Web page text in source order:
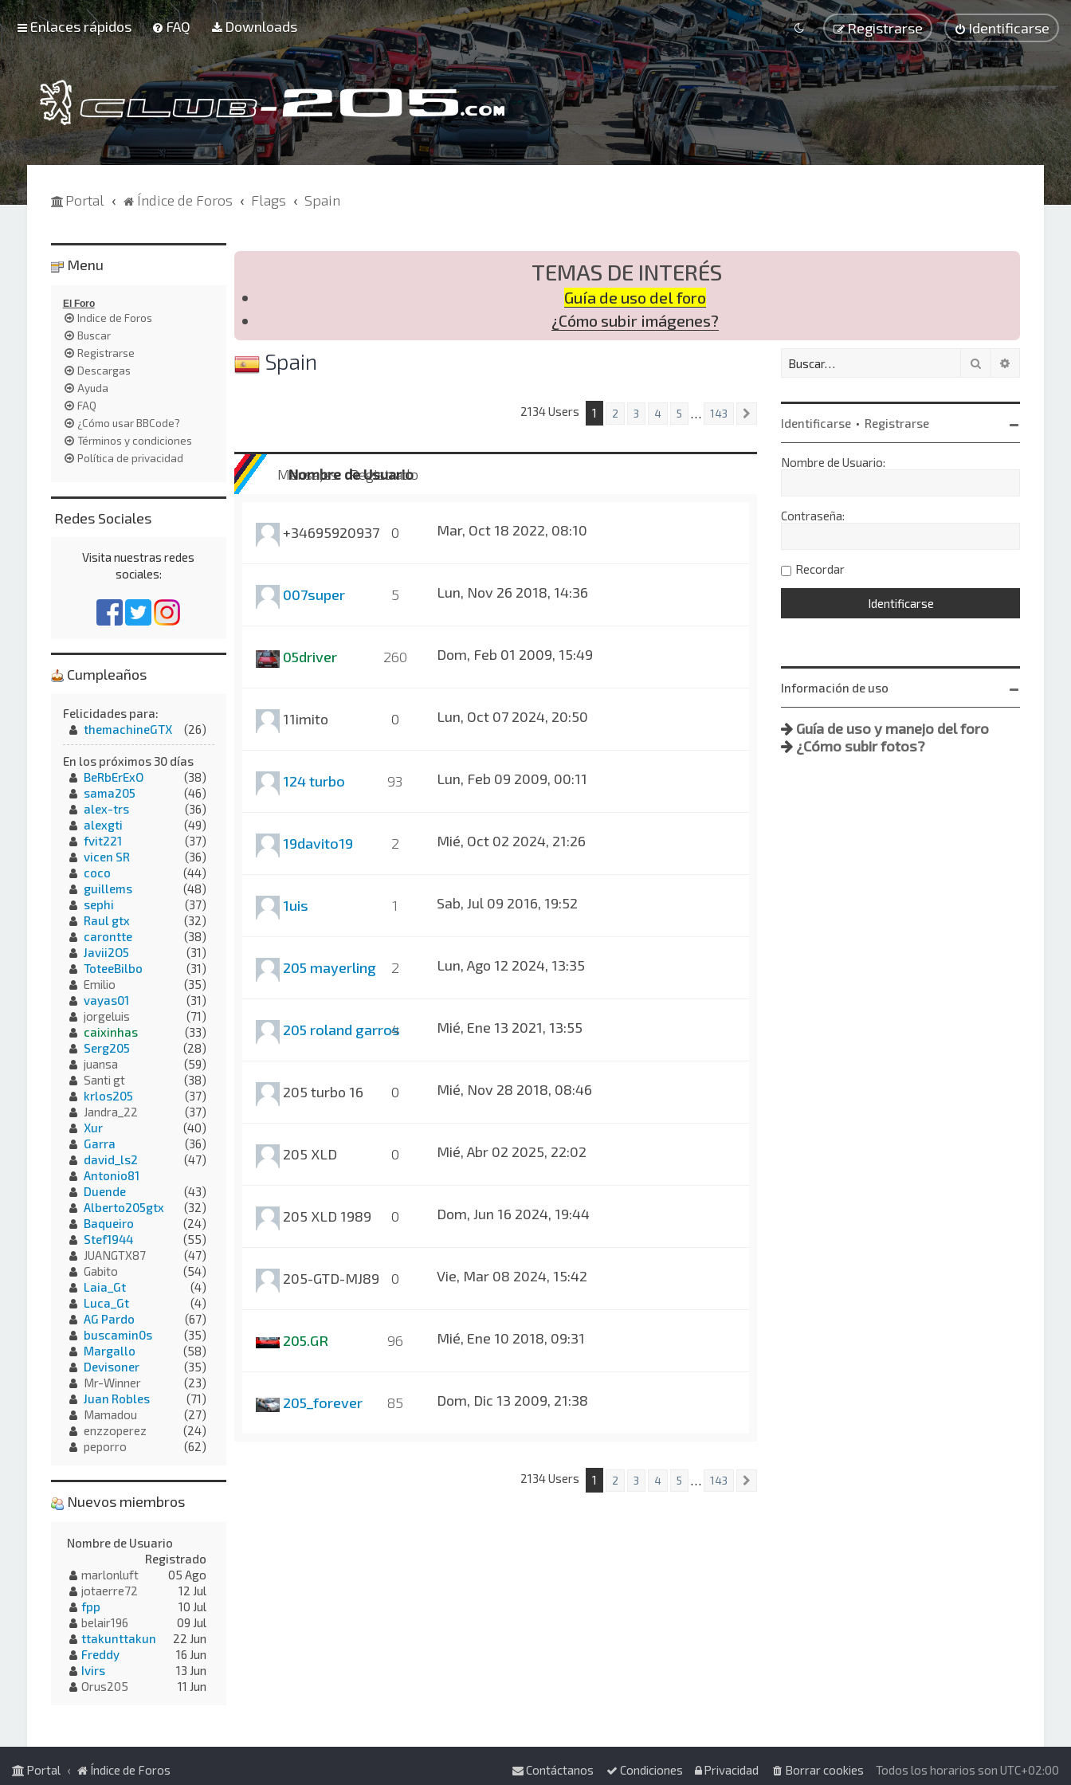
Enlaces rápidos FAQ Downloads Identificarse
Registrarse
Portal Índice de Foros Flags Spain
TEMAS DE INTERÉS
Guía de uso del foro
¿Cómo subir imágenes?
Spain
2134 Users 1 2 3 4 5 … 143
Nombre de Usuario
Mensajes Registrado
+34695920937 0 Mar, Oct 18 2022, 08:10
007super 5 Lun, Nov 26 2018, 14:36
05driver 260 Dom, Feb 01 2009, 15:49
11imito 0 Lun, Oct 07 2024, 20:50
124 turbo 93 Lun, Feb 09 2009, 00:11
19davito19 2 Mié, Oct 02 2024, 21:26
1uis 1 Sab, Jul 09 2016, 19:52
205 mayerling 2 Lun, Ago 12 2024, 13:35
205 roland garros
4 Mié, Ene 13 2021, 13:55
205 turbo 16 0 Mié, Nov 28 2018, 08:46
205 XLD 0 Mié, Abr 02 2025, 22:02
205 XLD 1989 0 Dom, Jun 16 2024, 19:44
205-GTD-MJ89 0 Vie, Mar 08 2024, 15:42
205.GR 96 Mié, Ene 10 2018, 09:31
205_forever 85 Dom, Dic 13 2009, 21:38
2134 Users 1 2 3 4 5 … 143
Buscar
Identificarse • Registrarse
Nombre de Usuario:
Contraseña:
Recordar
Información de uso
Guía de uso y manejo del foro
¿Cómo subir fotos?
Menu
El Foro
Indice de Foros
Buscar
Registrarse
Descargas
Ayuda
FAQ
¿Cómo usar BBCode?
Términos y condiciones
Política de privacidad
Redes Sociales
Visita nuestras redes
sociales:
Cumpleaños
Felicidades para:
themachineGTX
(26)
En los próximos 30 días
BeRbErExO
(38)
sama205
(46)
alex-trs
(36)
alexgti
(49)
fvit221
(37)
vicen SR
(36)
coco
(44)
guillems
(48)
sephi
(37)
Raul gtx
(32)
carontte
(38)
Javii2O5
(31)
ToteeBilbo
(31)
Emilio
(35)
vayas01
(31)
jorgeluis
(71)
caixinhas
(33)
Serg205
(28)
juansa
(59)
Santi gt
(38)
krlos205
(37)
Jandra_22
(37)
Xur
(40)
Garra
(36)
david_ls2
(47)
Antonio81
Duende
(43)
Alberto205gtx
(32)
Baqueiro
(24)
Stef1944
(55)
JUANGTX87
(47)
Gabito
(54)
Laia_Gt
(4)
Luca_Gt
(4)
AG Pardo
(67)
buscamin0s
(35)
Margallo
(58)
Devisoner
(35)
Mr-Winner
(23)
Juan Robles
(71)
Mamadou
(27)
enzzoperez
(24)
peporro
(62)
Nuevos miembros
Nombre de Usuario
Registrado
marlonluft
05 Ago
jotaerre72
12 Jul
fpp
10 Jul
belair196
09 Jul
ttakunttakun
22 Jun
Freddy
16 Jun
Ivirs
13 Jun
Orus205
11 Jun
Portal Índice de Foros Todos los horarios son UTC+02:00
Borrar cookies
Privacidad
Condiciones
Contáctanos